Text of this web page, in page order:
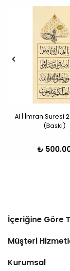
Al İ İmran Suresi
(Baskı)
₺
İçeriğine Göre
Müşteri
Kurumsal